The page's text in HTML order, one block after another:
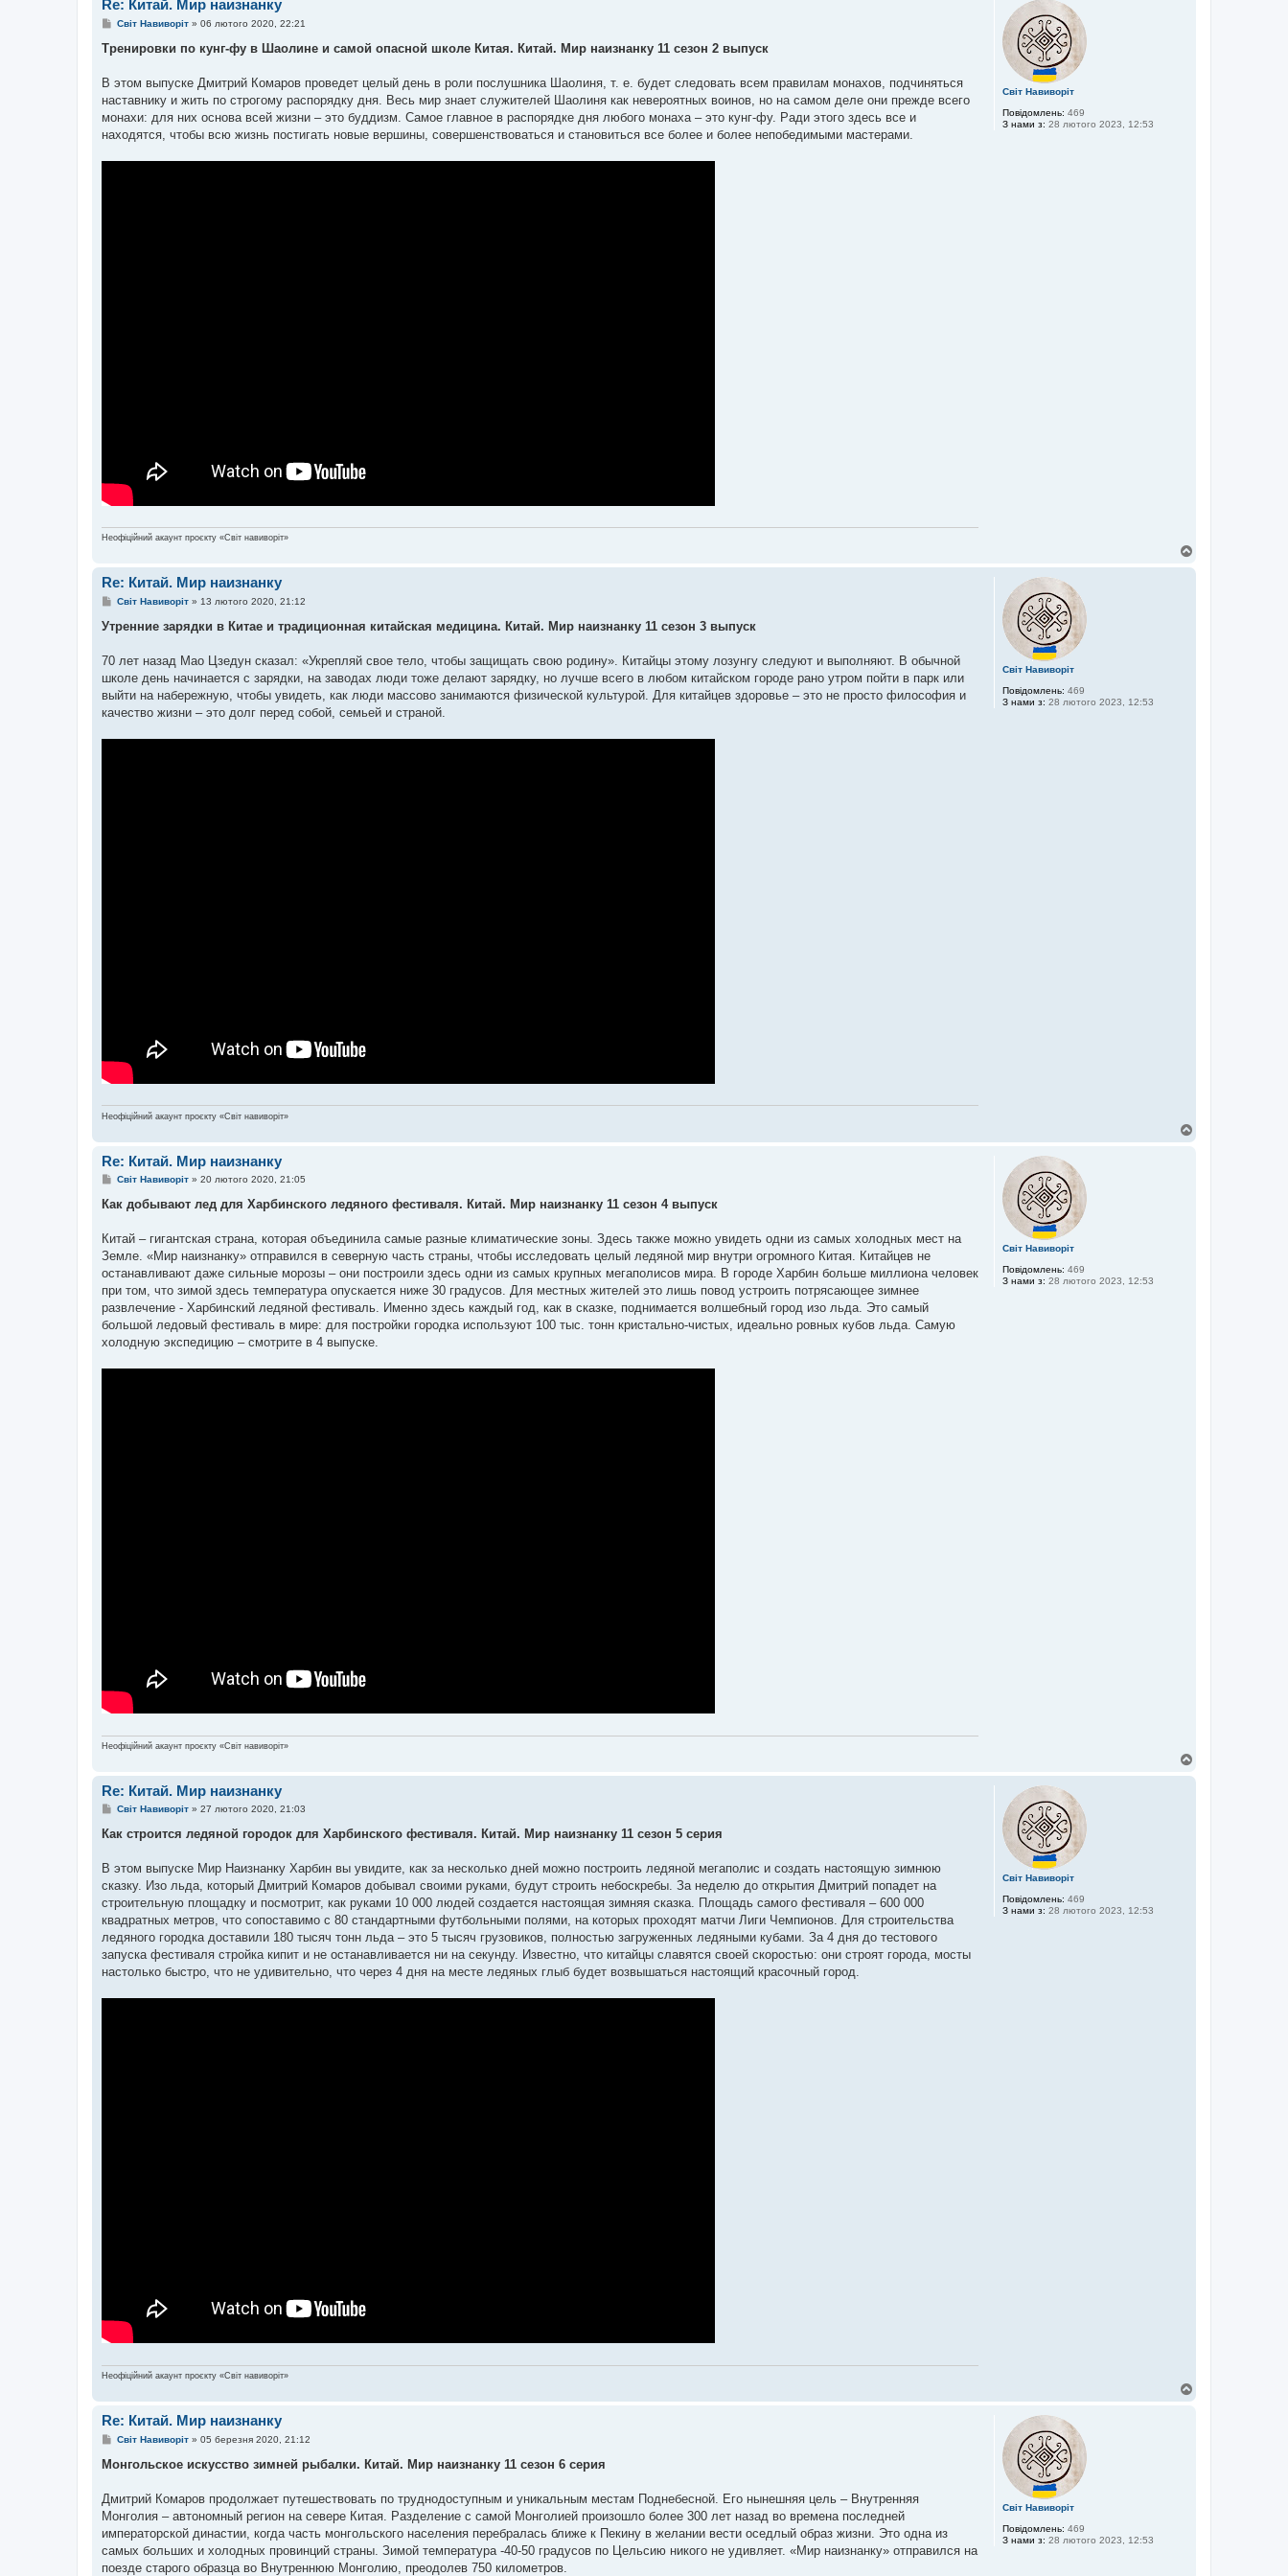
Світ Навиворіт
Повідомлень: 469
З нами з: 28 лютого 2023, 12:53
Re: Китай. Мир наизнанку
П
в
о
л
е
н
Світ Навиворіт» 06 лютого 2020, 22:21
Тренировки по кунг-фу в Шаолине и самой опасной школе Китая. Китай. Мир наизнанку 11 сезон 2 выпуск
В этом выпуске Дмитрий Комаров проведет целый день в роли послушника Шаолиня, т. е. будет следовать всем правилам монахов, подчиняться
наставнику и жить по строгому распорядку дня. Весь мир знает служителей Шаолиня как невероятных воинов, но на самом деле они прежде всего
монахи: для них основа всей жизни – это буддизм. Самое главное в распорядке дня любого монаха – это кунг-фу. Ради этого здесь все и
находятся, чтобы всю жизнь постигать новые вершины, совершенствоваться и становиться все более и более непобедимыми мастерами.
Неофіційний акаунт проєкту «Світ навиворіт»
Світ Навиворіт
Повідомлень: 469
З нами з: 28 лютого 2023, 12:53
Re: Китай. Мир наизнанку
П
в
о
л
е
н
Світ Навиворіт» 13 лютого 2020, 21:12
Утренние зарядки в Китае и традиционная китайская медицина. Китай. Мир наизнанку 11 сезон 3 выпуск
70 лет назад Мао Цзедун сказал: «Укрепляй свое тело, чтобы защищать свою родину». Китайцы этому лозунгу следуют и выполняют. В обычной
школе день начинается с зарядки, на заводах люди тоже делают зарядку, но лучше всего в любом китайском городе рано утром пойти в парк или
выйти на набережную, чтобы увидеть, как люди массово занимаются физической культурой. Для китайцев здоровье – это не просто философия и
качество жизни – это долг перед собой, семьей и страной.
Неофіційний акаунт проєкту «Світ навиворіт»
Світ Навиворіт
Повідомлень: 469
З нами з: 28 лютого 2023, 12:53
Re: Китай. Мир наизнанку
П
в
о
л
е
н
я
Світ Навиворіт» 20 лютого 2020, 21:05
Как добывают лед для Харбинского ледяного фестиваля. Китай. Мир наизнанку 11 сезон 4 выпуск
Китай – гигантская страна, которая объединила самые разные климатические зоны. Здесь также можно увидеть одни из самых холодных мест на
Земле. «Мир наизнанку» отправился в северную часть страны, чтобы исследовать целый ледяной мир внутри огромного Китая. Китайцев не
останавливают даже сильные морозы – они построили здесь одни из самых крупных мегаполисов мира. В городе Харбин больше миллиона человек
при том, что зимой здесь температура опускается ниже 30 градусов. Для местных жителей это лишь повод устроить потрясающее зимнее
развлечение - Харбинский ледяной фестиваль. Именно здесь каждый год, как в сказке, поднимается волшебный город изо льда. Это самый
большой ледовый фестиваль в мире: для постройки городка используют 100 тыс. тонн кристально-чистых, идеально ровных кубов льда. Самую
холодную экспедицию – смотрите в 4 выпуске.
Неофіційний акаунт проєкту «Світ навиворіт»
Світ Навиворіт
Повідомлень: 469
З нами з: 28 лютого 2023, 12:53
Re: Китай. Мир наизнанку
П
в
о
л
е
н
н
я
Світ Навиворіт» 27 лютого 2020, 21:03
Как строится ледяной городок для Харбинского фестиваля. Китай. Мир наизнанку 11 сезон 5 серия
В этом выпуске Мир Наизнанку Харбин вы увидите, как за несколько дней можно построить ледяной мегаполис и создать настоящую зимнюю
сказку. Изо льда, который Дмитрий Комаров добывал своими руками, будут строить небоскребы. За неделю до открытия Дмитрий попадет на
строительную площадку и посмотрит, как руками 10 000 людей создается настоящая зимняя сказка. Площадь самого фестиваля – 600 000
квадратных метров, что сопоставимо с 80 стандартными футбольными полями, на которых проходят матчи Лиги Чемпионов. Для строительства
ледяного городка доставили 180 тысяч тонн льда – это 5 тысяч грузовиков, полностью загруженных ледяными кубами. За 4 дня до тестового
запуска фестиваля стройка кипит и не останавливается ни на секунду. Известно, что китайцы славятся своей скоростью: они строят города, мосты
настолько быстро, что не удивительно, что через 4 дня на месте ледяных глыб будет возвышаться настоящий красочный город.
Неофіційний акаунт проєкту «Світ навиворіт»
Світ Навиворіт
Повідомлень: 469
З нами з: 28 лютого 2023, 12:53
Re: Китай. Мир наизнанку
П
в
о
л
е
н
я
Світ Навиворіт» 05 березня 2020, 21:12
Монгольское искусство зимней рыбалки. Китай. Мир наизнанку 11 сезон 6 серия
Дмитрий Комаров продолжает путешествовать по труднодоступным и уникальным местам Поднебесной. Его нынешняя цель – Внутренняя
Монголия – автономный регион на севере Китая. Разделение с самой Монголией произошло более 300 лет назад во времена последней
императорской династии, когда часть монгольского населения перебралась ближе к Пекину в желании вести оседлый образ жизни. Это одна из
самых больших и холодных провинций страны. Зимой температура -40-50 градусов по Цельсию никого не удивляет. «Мир наизнанку» отправился на
поезде старого образца во Внутреннюю Монголию, преодолев 750 километров.